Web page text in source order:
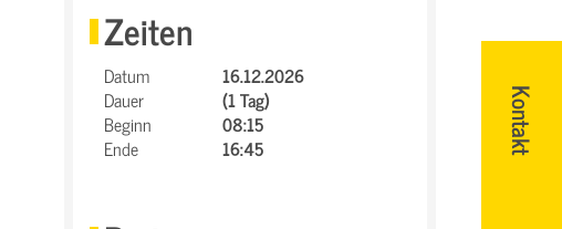
Kontakt
Zeiten
Datum
16.12.2026
Dauer
(1 Tag)
Beginn
08:15
Ende
16:45